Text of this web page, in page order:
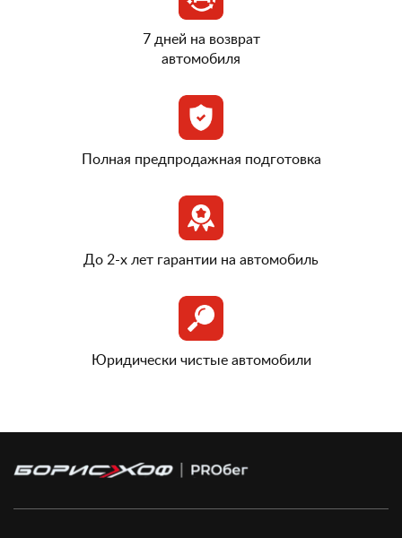
7 дней на возврат
автомобиля
Полная предпродажная подготовка
До 2-х лет гарантии на автомобиль
Юридически чистые автомобили